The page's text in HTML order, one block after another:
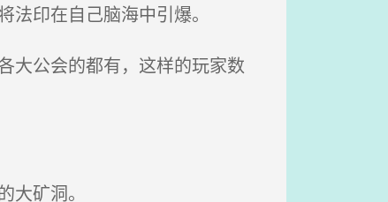
印在自己脑海中引爆。
大公会的都有，这样的玩家数
矿洞。